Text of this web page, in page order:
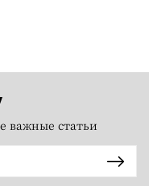
важные статьи